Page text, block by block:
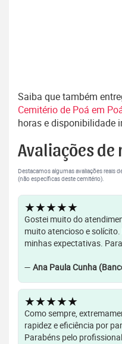
Saiba que também
Cemitério de Poá em
horas e disponibilidade
Avaliações de
Destacamos algumas avaliações reais
(não específicas deste cemitério).
★★★★★
Gostei muito do
muito atencioso e
minhas expectativas.
— Ana Paula Cunha
★★★★★
Como sempre,
rapidez e eficiência por
Parabéns pelo